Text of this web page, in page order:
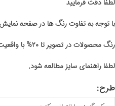
لطفا دقت فرمایید
با توجه به تفاوت رنگ ها در صفحه
رنگ محصولات در تصویر تا ۲۰% با واقعیت متفاوت باشد
لطفا راهنمای سایز مطالعه شود.
طرح